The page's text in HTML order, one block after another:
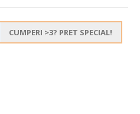
CUMPERI >3? PRET SPECIAL!